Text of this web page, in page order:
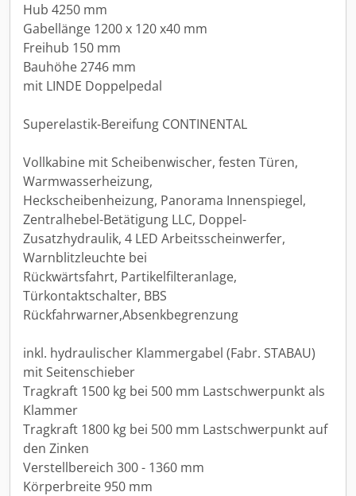
Hub 4250 mm
Gabellänge 1200 x 120 x40 mm
Freihub 150 mm
Bauhöhe 2746 mm
mit LINDE Doppelpedal
Superelastik-Bereifung CONTINENTAL
Vollkabine mit Scheibenwischer, festen Türen,
Warmwasserheizung,
Heckscheibenheizung, Panorama Innenspiegel,
Zentralhebel-Betätigung LLC, Doppel-
Zusatzhydraulik, 4 LED Arbeitsscheinwerfer,
Warnblitzleuchte bei
Rückwärtsfahrt, Partikelfilteranlage,
Türkontaktschalter, BBS
Rückfahrwarner,Absenkbegrenzung
inkl. hydraulischer Klammergabel (Fabr. STABAU)
mit Seitenschieber
Tragkraft 1500 kg bei 500 mm Lastschwerpunkt als
Klammer
Tragkraft 1800 kg bei 500 mm Lastschwerpunkt auf
den Zinken
Verstellbereich 300 - 1360 mm
Körperbreite 950 mm